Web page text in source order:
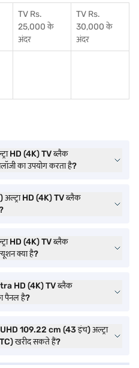
TV Rs.
25,000 के
अंदर
TV Rs.
30,000 के
अंदर
HD (4K) TV ब्लैक
का उपयोग करता है?
HD (4K) TV ब्लैक
HD (4K) TV ब्लैक
क्या है?
HD (4K) TV ब्लैक
पैनल है?
109.22 cm (43 इंच) अल्ट्रा
खरीद सकते हैं?